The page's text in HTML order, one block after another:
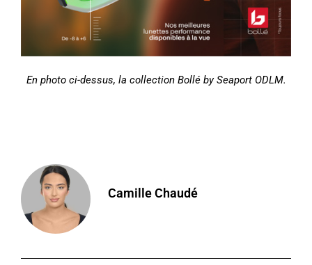
En photo ci-dessus, la collection Bollé by Seaport ODLM.
Camille Chaudé